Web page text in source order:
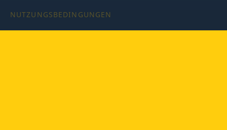
NUTZUNGSBEDINGUNGEN
DATENSCHUTZBESTIMMUNGEN